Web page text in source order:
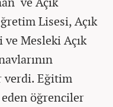
Lisesi, Açık
Mesleki Açık
verdi. Eğitim
eden öğrenciler